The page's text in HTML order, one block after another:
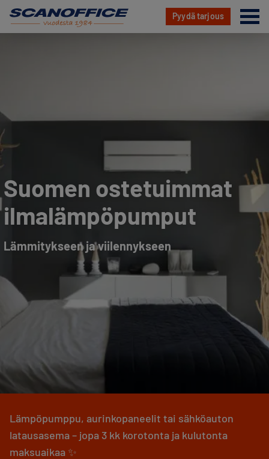
Pyydä tarjous
Suomen ostetuimmat
ilmalämpöpumput
Lämmitykseen ja viilennykseen
Lämpöpumppu, aurinkopaneelit tai sähköauton
latausasema – jopa 3 kk korotonta ja kulutonta
maksuaikaa ✨